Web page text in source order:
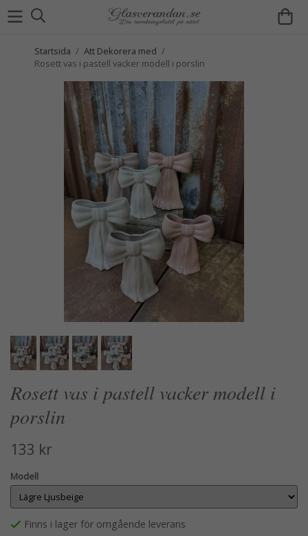
Startsida / Att Dekorera med /
Rosett vas i pastell vacker modell i porslin
Rosett vas i pastell vacker modell i
porslin
133 kr
Modell
Finns i lager för omgående leverans